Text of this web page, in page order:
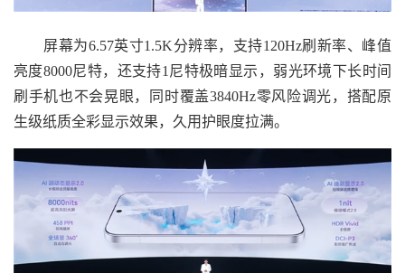
屏幕为6.57英寸1.5K分辨率，支持120Hz刷新率、峰值
亮度8000尼特，还支持1尼特极暗显示，弱光环境下长时间
刷手机也不会晃眼，同时覆盖3840Hz零风险调光，搭配原
生级纸质全彩显示效果，久用护眼度拉满。